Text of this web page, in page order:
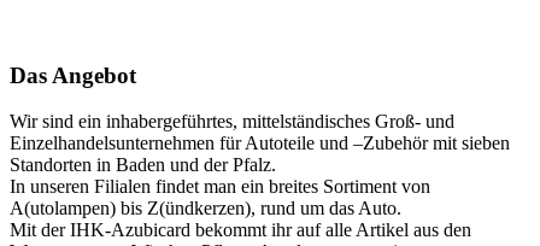
Das Angebot
Wir sind ein inhabergeführtes, mittelständisches Groß- und
Einzelhandelsunternehmen für Autoteile und –Zubehör mit sieben
Standorten in Baden und der Pfalz.
In unseren Filialen findet man ein breites Sortiment von
A(utolampen) bis Z(ündkerzen), rund um das Auto.
Mit der IHK-Azubicard bekommt ihr auf alle Artikel aus den